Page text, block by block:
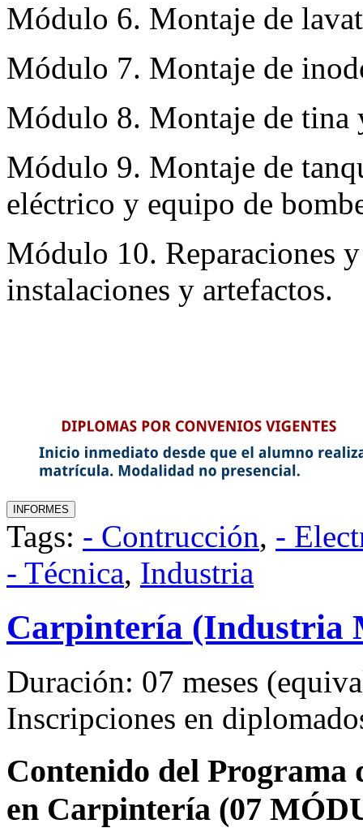
Módulo 6. Montaje de
Módulo 7. Montaje de
Módulo 8. Montaje de tina
Módulo 9. Montaje de
eléctrico y equipo de
Módulo 10. Reparaciones
instalaciones y artefactos.
Tags: - Contrucción, -
- Técnica, Industria
Carpintería (Industria
Duración: 07 meses
Inscripciones en
Contenido del Programa
en Carpintería (07